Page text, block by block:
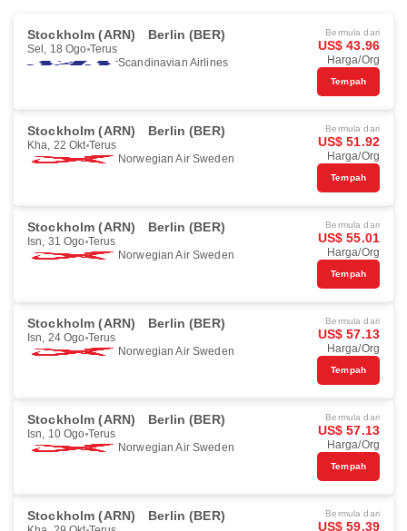
Stockholm (ARN) Berlin (BER)
Sel, 18 Ogo Terus
Scandinavian Airlines
Bermula dari
US$ 43.96
Harga/Org
Tempah
Stockholm (ARN) Berlin (BER)
Kha, 22 Okt Terus
Norwegian Air Sweden
Bermula dari
US$ 51.92
Harga/Org
Tempah
Stockholm (ARN) Berlin (BER)
Isn, 31 Ogo Terus
Norwegian Air Sweden
Bermula dari
US$ 55.01
Harga/Org
Tempah
Stockholm (ARN) Berlin (BER)
Isn, 24 Ogo Terus
Norwegian Air Sweden
Bermula dari
US$ 57.13
Harga/Org
Tempah
Stockholm (ARN) Berlin (BER)
Isn, 10 Ogo Terus
Norwegian Air Sweden
Bermula dari
US$ 57.13
Harga/Org
Tempah
Stockholm (ARN) Berlin (BER) Bermula dari
US$ 59.39